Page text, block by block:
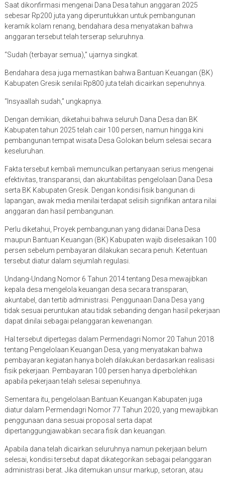
Saat dikonfirmasi mengenai Dana Desa tahun anggaran 2025
sebesar Rp200 juta yang diperuntukkan untuk pembangunan
keramik kolam renang, bendahara desa menyatakan bahwa
anggaran tersebut telah terserap seluruhnya.
“Sudah (terbayar semua),” ujarnya singkat.
Bendahara desa juga memastikan bahwa Bantuan Keuangan (BK)
Kabupaten Gresik senilai Rp800 juta telah dicairkan sepenuhnya.
“Insyaallah sudah,” ungkapnya.
Dengan demikian, diketahui bahwa seluruh Dana Desa dan BK
Kabupaten tahun 2025 telah cair 100 persen, namun hingga kini
pembangunan tempat wisata Desa Golokan belum selesai secara
keseluruhan.
Fakta tersebut kembali memunculkan pertanyaan serius mengenai
efektivitas, transparansi, dan akuntabilitas pengelolaan Dana Desa
serta BK Kabupaten Gresik. Dengan kondisi fisik bangunan di
lapangan, awak media menilai terdapat selisih signifikan antara nilai
anggaran dan hasil pembangunan.
Perlu diketahui, Proyek pembangunan yang didanai Dana Desa
maupun Bantuan Keuangan (BK) Kabupaten wajib diselesaikan 100
persen sebelum pembayaran dilakukan secara penuh. Ketentuan
tersebut diatur dalam sejumlah regulasi.
Undang-Undang Nomor 6 Tahun 2014 tentang Desa mewajibkan
kepala desa mengelola keuangan desa secara transparan,
akuntabel, dan tertib administrasi. Penggunaan Dana Desa yang
tidak sesuai peruntukan atau tidak sebanding dengan hasil pekerjaan
dapat dinilai sebagai pelanggaran kewenangan.
Hal tersebut dipertegas dalam Permendagri Nomor 20 Tahun 2018
tentang Pengelolaan Keuangan Desa, yang menyatakan bahwa
pembayaran kegiatan hanya boleh dilakukan berdasarkan realisasi
fisik pekerjaan. Pembayaran 100 persen hanya diperbolehkan
apabila pekerjaan telah selesai sepenuhnya.
Sementara itu, pengelolaan Bantuan Keuangan Kabupaten juga
diatur dalam Permendagri Nomor 77 Tahun 2020, yang mewajibkan
penggunaan dana sesuai proposal serta dapat
dipertanggungjawabkan secara fisik dan keuangan.
Apabila dana telah dicairkan seluruhnya namun pekerjaan belum
selesai, kondisi tersebut dapat dikategorikan sebagai pelanggaran
administrasi berat. Jika ditemukan unsur markup, setoran, atau